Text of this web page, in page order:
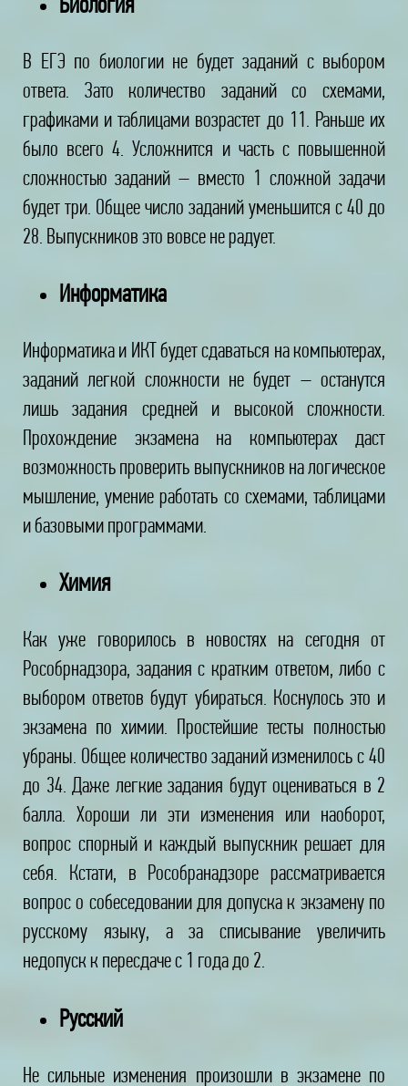
В ЕГЭ по биологии не будет заданий с выбором
ответа. Зато количество заданий со схемами,
графиками и таблицами возрастет до 11. Раньше их
было всего 4. Усложнится и часть с повышенной
сложностью заданий – вместо 1 сложной задачи
будет три. Общее число заданий уменьшится с 40 до
28. Выпускников это вовсе не радует.
Информатика
Информатика и ИКТ будет сдаваться на компьютерах,
заданий легкой сложности не будет – останутся
лишь задания средней и высокой сложности.
Прохождение экзамена на компьютерах даст
возможность проверить выпускников на логическое
мышление, умение работать со схемами, таблицами
и базовыми программами.
Химия
Как уже говорилось в новостях на сегодня от
Рособрнадзора, задания с кратким ответом, либо с
выбором ответов будут убираться. Коснулось это и
экзамена по химии. Простейшие тесты полностью
убраны. Общее количество заданий изменилось с 40
до 34. Даже легкие задания будут оцениваться в 2
балла. Хороши ли эти изменения или наоборот,
вопрос спорный и каждый выпускник решает для
себя. Кстати, в Рособранадзоре рассматривается
вопрос о собеседовании для допуска к экзамену по
русскому языку, а за списывание увеличить
недопуск к пересдаче с 1 года до 2.
Русский
Не сильные изменения произошли в экзамене по